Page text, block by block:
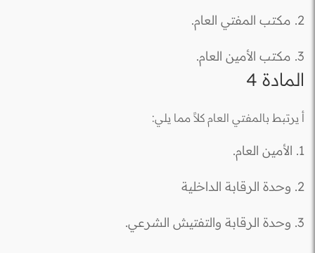
2. مكتب المفتي العام.
3. مكتب الأمين العام.
المادة 4
أ يرتبط بالمفتي العام كلاً مما يلي:
1. الأمين العام.
2. وحدة الرقابة الداخلية
3. وحدة الرقابة والتفتيش الشرعي.